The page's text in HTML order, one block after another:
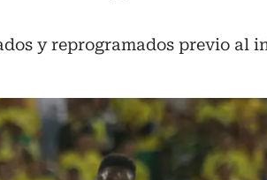
y reprogramados previo al